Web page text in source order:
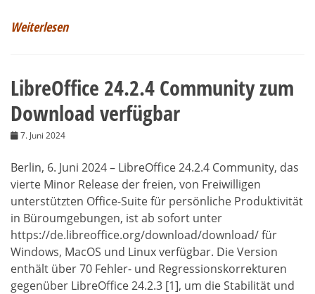
Weiterlesen
LibreOffice 24.2.4 Community zum
Download verfügbar
7. Juni 2024
Berlin, 6. Juni 2024 – LibreOffice 24.2.4 Community, das
vierte Minor Release der freien, von Freiwilligen
unterstützten Office-Suite für persönliche Produktivität
in Büroumgebungen, ist ab sofort unter
https://de.libreoffice.org/download/download/ für
Windows, MacOS und Linux verfügbar. Die Version
enthält über 70 Fehler- und Regressionskorrekturen
gegenüber LibreOffice 24.2.3 [1], um die Stabilität und